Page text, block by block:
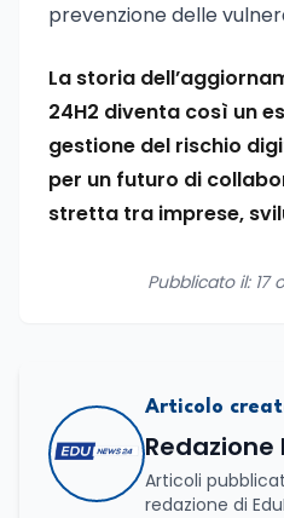
prevenzione delle
La storia
24H2 diventa così un
gestione del rischio
per un futuro di
stretta tra imprese,
Pubblicato il: 17
Articolo
Redazione
Articoli
redazione di